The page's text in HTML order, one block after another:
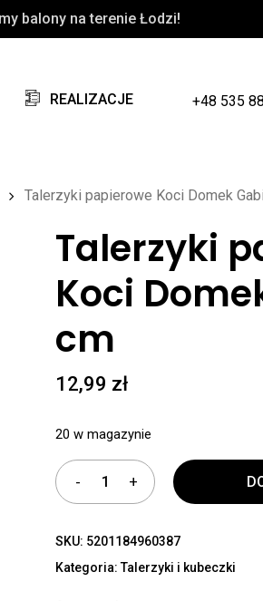
balony na terenie Łodzi!
REALIZACJE +48 535
Koszyk
Talerzyki papierowe Koci Domek
Talerzyki
Koci
cm
12,99 zł
20 w magazynie
SKU: 5201184960387
Kategoria:Talerzyki i kubeczki